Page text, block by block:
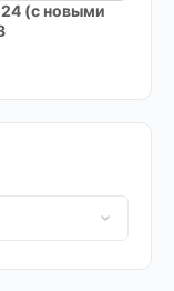
(с новыми